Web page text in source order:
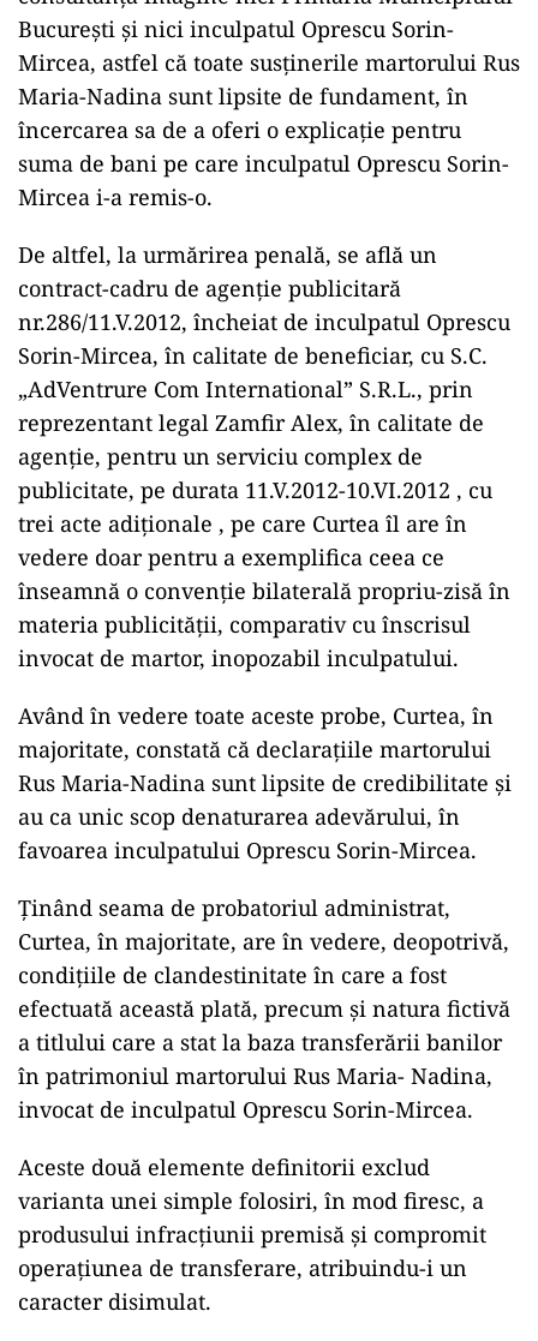
București și nici inculpatul Oprescu Sorin-
Mircea, astfel că toate susținerile martorului Rus
Maria-Nadina sunt lipsite de fundament, în
încercarea sa de a oferi o explicație pentru
suma de bani pe care inculpatul Oprescu Sorin-
Mircea i-a remis-o.
De altfel, la urmărirea penală, se află un
contract-cadru de agenție publicitară
nr.286/11.V.2012, încheiat de inculpatul Oprescu
Sorin-Mircea, în calitate de beneficiar, cu S.C.
„AdVentrure Com International” S.R.L., prin
reprezentant legal Zamfir Alex, în calitate de
agenție, pentru un serviciu complex de
publicitate, pe durata 11.V.2012-10.VI.2012 , cu
trei acte adiționale , pe care Curtea îl are în
vedere doar pentru a exemplifica ceea ce
înseamnă o convenție bilaterală propriu-zisă în
materia publicității, comparativ cu înscrisul
invocat de martor, inopozabil inculpatului.
Având în vedere toate aceste probe, Curtea, în
majoritate, constată că declarațiile martorului
Rus Maria-Nadina sunt lipsite de credibilitate și
au ca unic scop denaturarea adevărului, în
favoarea inculpatului Oprescu Sorin-Mircea.
Ținând seama de probatoriul administrat,
Curtea, în majoritate, are în vedere, deopotrivă,
condițiile de clandestinitate în care a fost
efectuată această plată, precum și natura fictivă
a titlului care a stat la baza transferării banilor
în patrimoniul martorului Rus Maria- Nadina,
invocat de inculpatul Oprescu Sorin-Mircea.
Aceste două elemente definitorii exclud
varianta unei simple folosiri, în mod firesc, a
produsului infracțiunii premisă și compromit
operațiunea de transferare, atribuindu-i un
caracter disimulat.